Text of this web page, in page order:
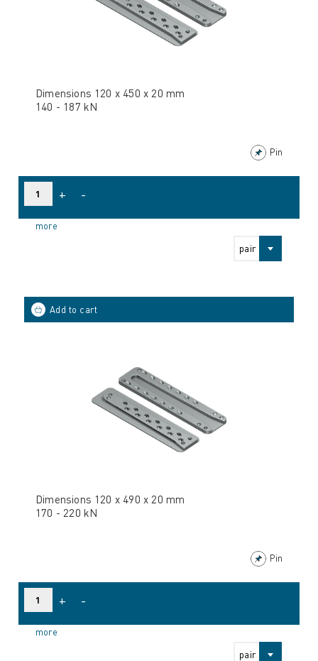
Dimensions 120 x 450 x 20 mm
140 - 187 kN
Pin
pair
+ -
more
Dimensions 120 x 490 x 20 mm
170 - 220 kN
Pin
pair
+ -
more